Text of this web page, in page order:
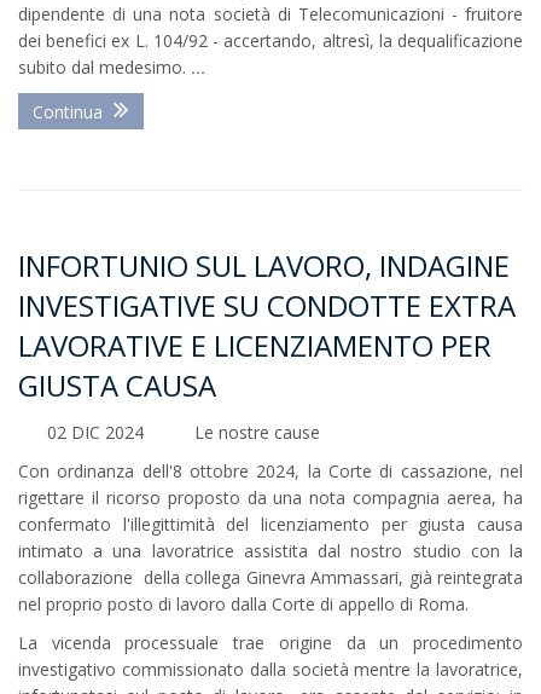
dipendente di una nota società di Telecomunicazioni - fruitore
dei benefici ex L. 104/92 - accertando, altresì, la dequalificazione
subito dal medesimo. ...
Continua
INFORTUNIO SUL LAVORO, INDAGINE
INVESTIGATIVE SU CONDOTTE EXTRA
LAVORATIVE E LICENZIAMENTO PER
GIUSTA CAUSA
02 DIC 2024
Le nostre cause
Con ordinanza dell'8 ottobre 2024, la Corte di cassazione, nel
rigettare il ricorso proposto da una nota compagnia aerea, ha
confermato l'illegittimità del licenziamento per giusta causa
intimato a una lavoratrice assistita dal nostro studio con la
collaborazione della collega Ginevra Ammassari, già reintegrata
nel proprio posto di lavoro dalla Corte di appello di Roma.
La vicenda processuale trae origine da un procedimento
investigativo commissionato dalla società mentre la lavoratrice,